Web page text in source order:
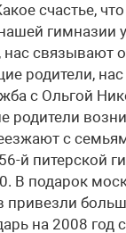
счастье,
гимназии
связывают
родители,
с Ольгой
родители
с
й питерской
В подарок
привезли
на 2008 год